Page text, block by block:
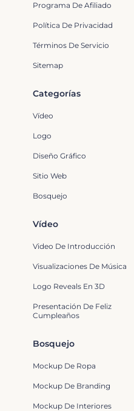
Programa De Afiliado
Política De Privacidad
Términos De Servicio
Sitemap
Bosquejo
Mockup De Ropa
Mockup De Branding
Mockup De Interiores
Categorías
Vídeo
Logo
Diseño Gráfico
Sitio Web
Bosquejo
Vídeo
Video De Introducción
Visualizaciones De Música
Logo Reveals En 3D
Presentación De Feliz
Cumpleaños